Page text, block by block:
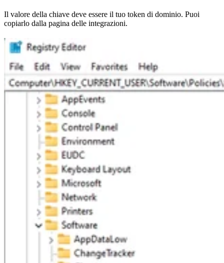
Il valore della chiave deve essere il tuo token di dominio. Puoi
copiarlo dalla pagina delle integrazioni.